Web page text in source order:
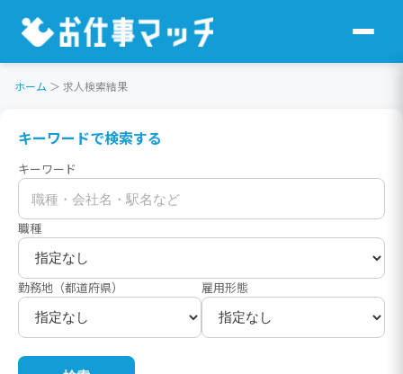
ホーム ＞ 求人検索結果
キーワードで検索する
キーワード
職種
勤務地（都道府県） 雇用形態